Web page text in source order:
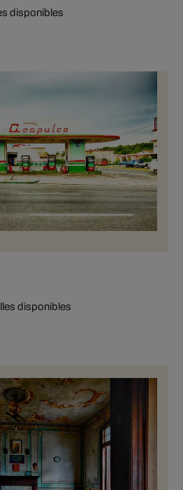
disponibles
disponibles